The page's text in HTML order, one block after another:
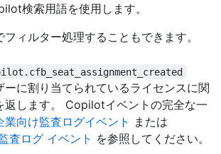
検索用語を使用します。
ィルター処理することもできます。
ーに割り当てられているライセンスに関
返します。 Copilotイベントの完全な一
業向け監査ログイベント または
査ログ イベント を参照してください。